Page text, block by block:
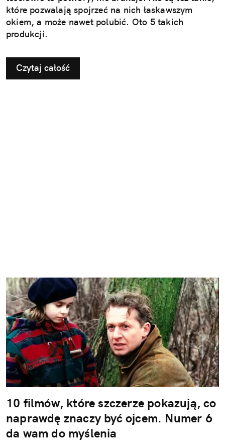
które pozwalają spojrzeć na nich łaskawszym
okiem, a może nawet polubić. Oto 5 takich
produkcji.
Czytaj całość
10 filmów, które szczerze pokazują, co
naprawdę znaczy być ojcem. Numer 6
da wam do myślenia